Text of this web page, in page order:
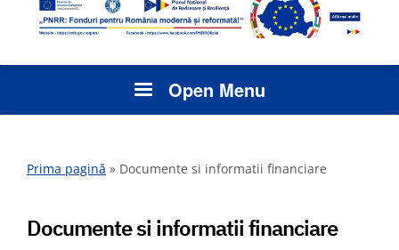
Open Menu
Prima pagină » Documente si informatii financiare
Documente si informatii financiare